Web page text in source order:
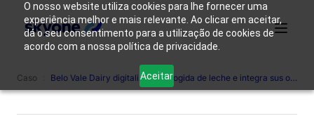
O nosso website utiliza cookies para lhe fornecer uma
experiência melhor e mais relevante. Ao clicar em aceitar,
dá o seu consentimento para a utilização de cookies de
acordo com a nossa política de privacidade.
Aceitar
Productos
Skyone?
Soluciones Recursos
somos
Caso Belo Vale Dairy digitaliza la recogida de leche e integra sus operaciones con el sistema ERP mediante iPaaS.